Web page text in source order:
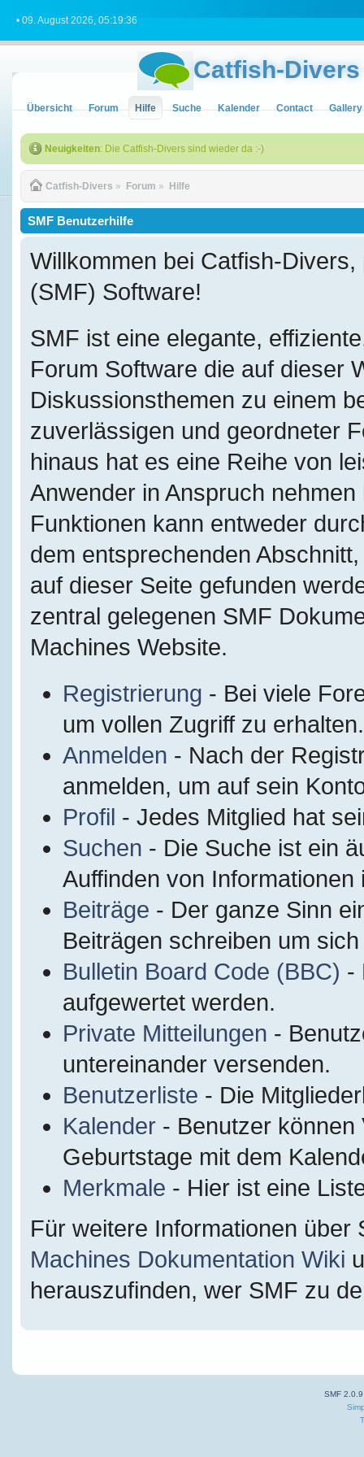
• 09. August 2026, 05:19:36
Catfish-Divers
Übersicht Forum Hilfe Suche Kalender Contact Gallery
Neuigkeiten: Die Catfish-Divers sind wieder da :-)
Catfish-Divers » Forum » Hilfe
SMF Benutzerhilfe
Willkommen bei Catfish-
(SMF) Software!
SMF ist eine elegante,
Forum Software die auf dieser
Diskussionsthemen zu einem
zuverlässigen und geordneter
hinaus hat es eine Reihe von
Anwender in Anspruch
Funktionen kann entweder
dem entsprechenden
auf dieser Seite gefunden
zentral gelegenen SMF
Machines Website.
Registrierung - Bei viele
um vollen Zugriff zu erhalten.
Anmelden - Nach der
anmelden, um auf sein
Profil - Jedes Mitglied hat
Suchen - Die Suche ist ein
Auffinden von
Beiträge - Der ganze Sinn
Beiträgen schreiben um
Bulletin Board Code (BBC) -
aufgewertet werden.
Private Mitteilungen -
untereinander versenden.
Benutzerliste - Die
Kalender - Benutzer können
Geburtstage mit dem
Merkmale - Hier ist eine
Für weitere Informationen
Machines Dokumentation Wiki
herauszufinden, wer SMF zu
SMF 2.0.9